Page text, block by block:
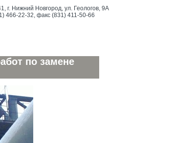
г. Нижний Новгород, ул. Геологов, 9А
466-22-32, факс (831) 411-50-66
по замене